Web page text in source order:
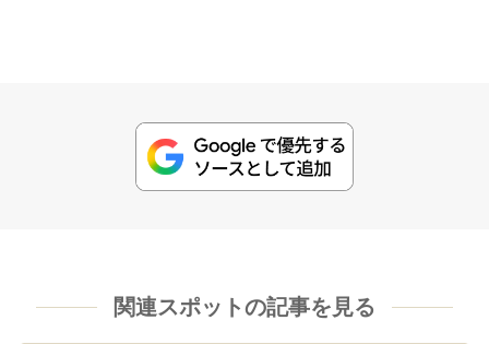
関連スポットの記事を見る